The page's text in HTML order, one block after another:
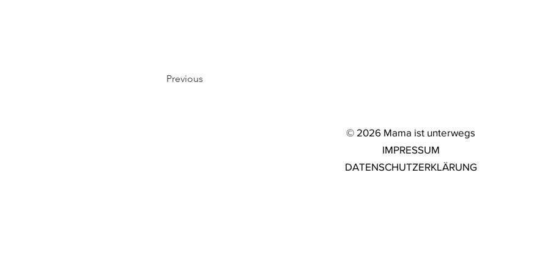
Previous
© 2026 Mama ist unterwegs
IMPRESSUM
DATENSCHUTZERKLÄRUNG